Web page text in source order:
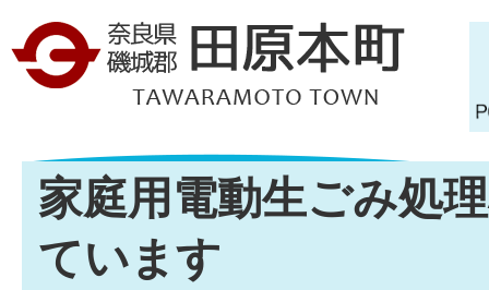
家庭用電動生ごみ処
ています